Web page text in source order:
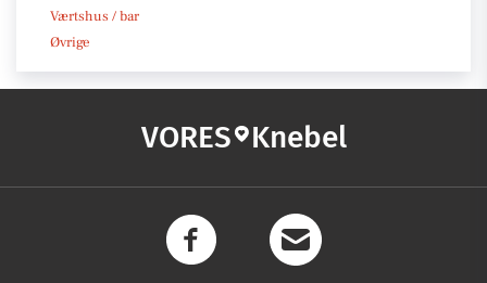
Værtshus / bar
Øvrige
VORES Knebel